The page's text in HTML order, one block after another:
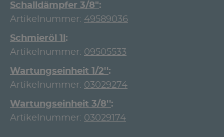
Schalldämpfer 3/8"
Artikelnummer: 49589036
Schmieröl 1l
Artikelnummer: 09505533
Wartungseinheit 1/2''
Artikelnummer: 03029274
Wartungseinheit 3/8''
Artikelnummer: 03029174